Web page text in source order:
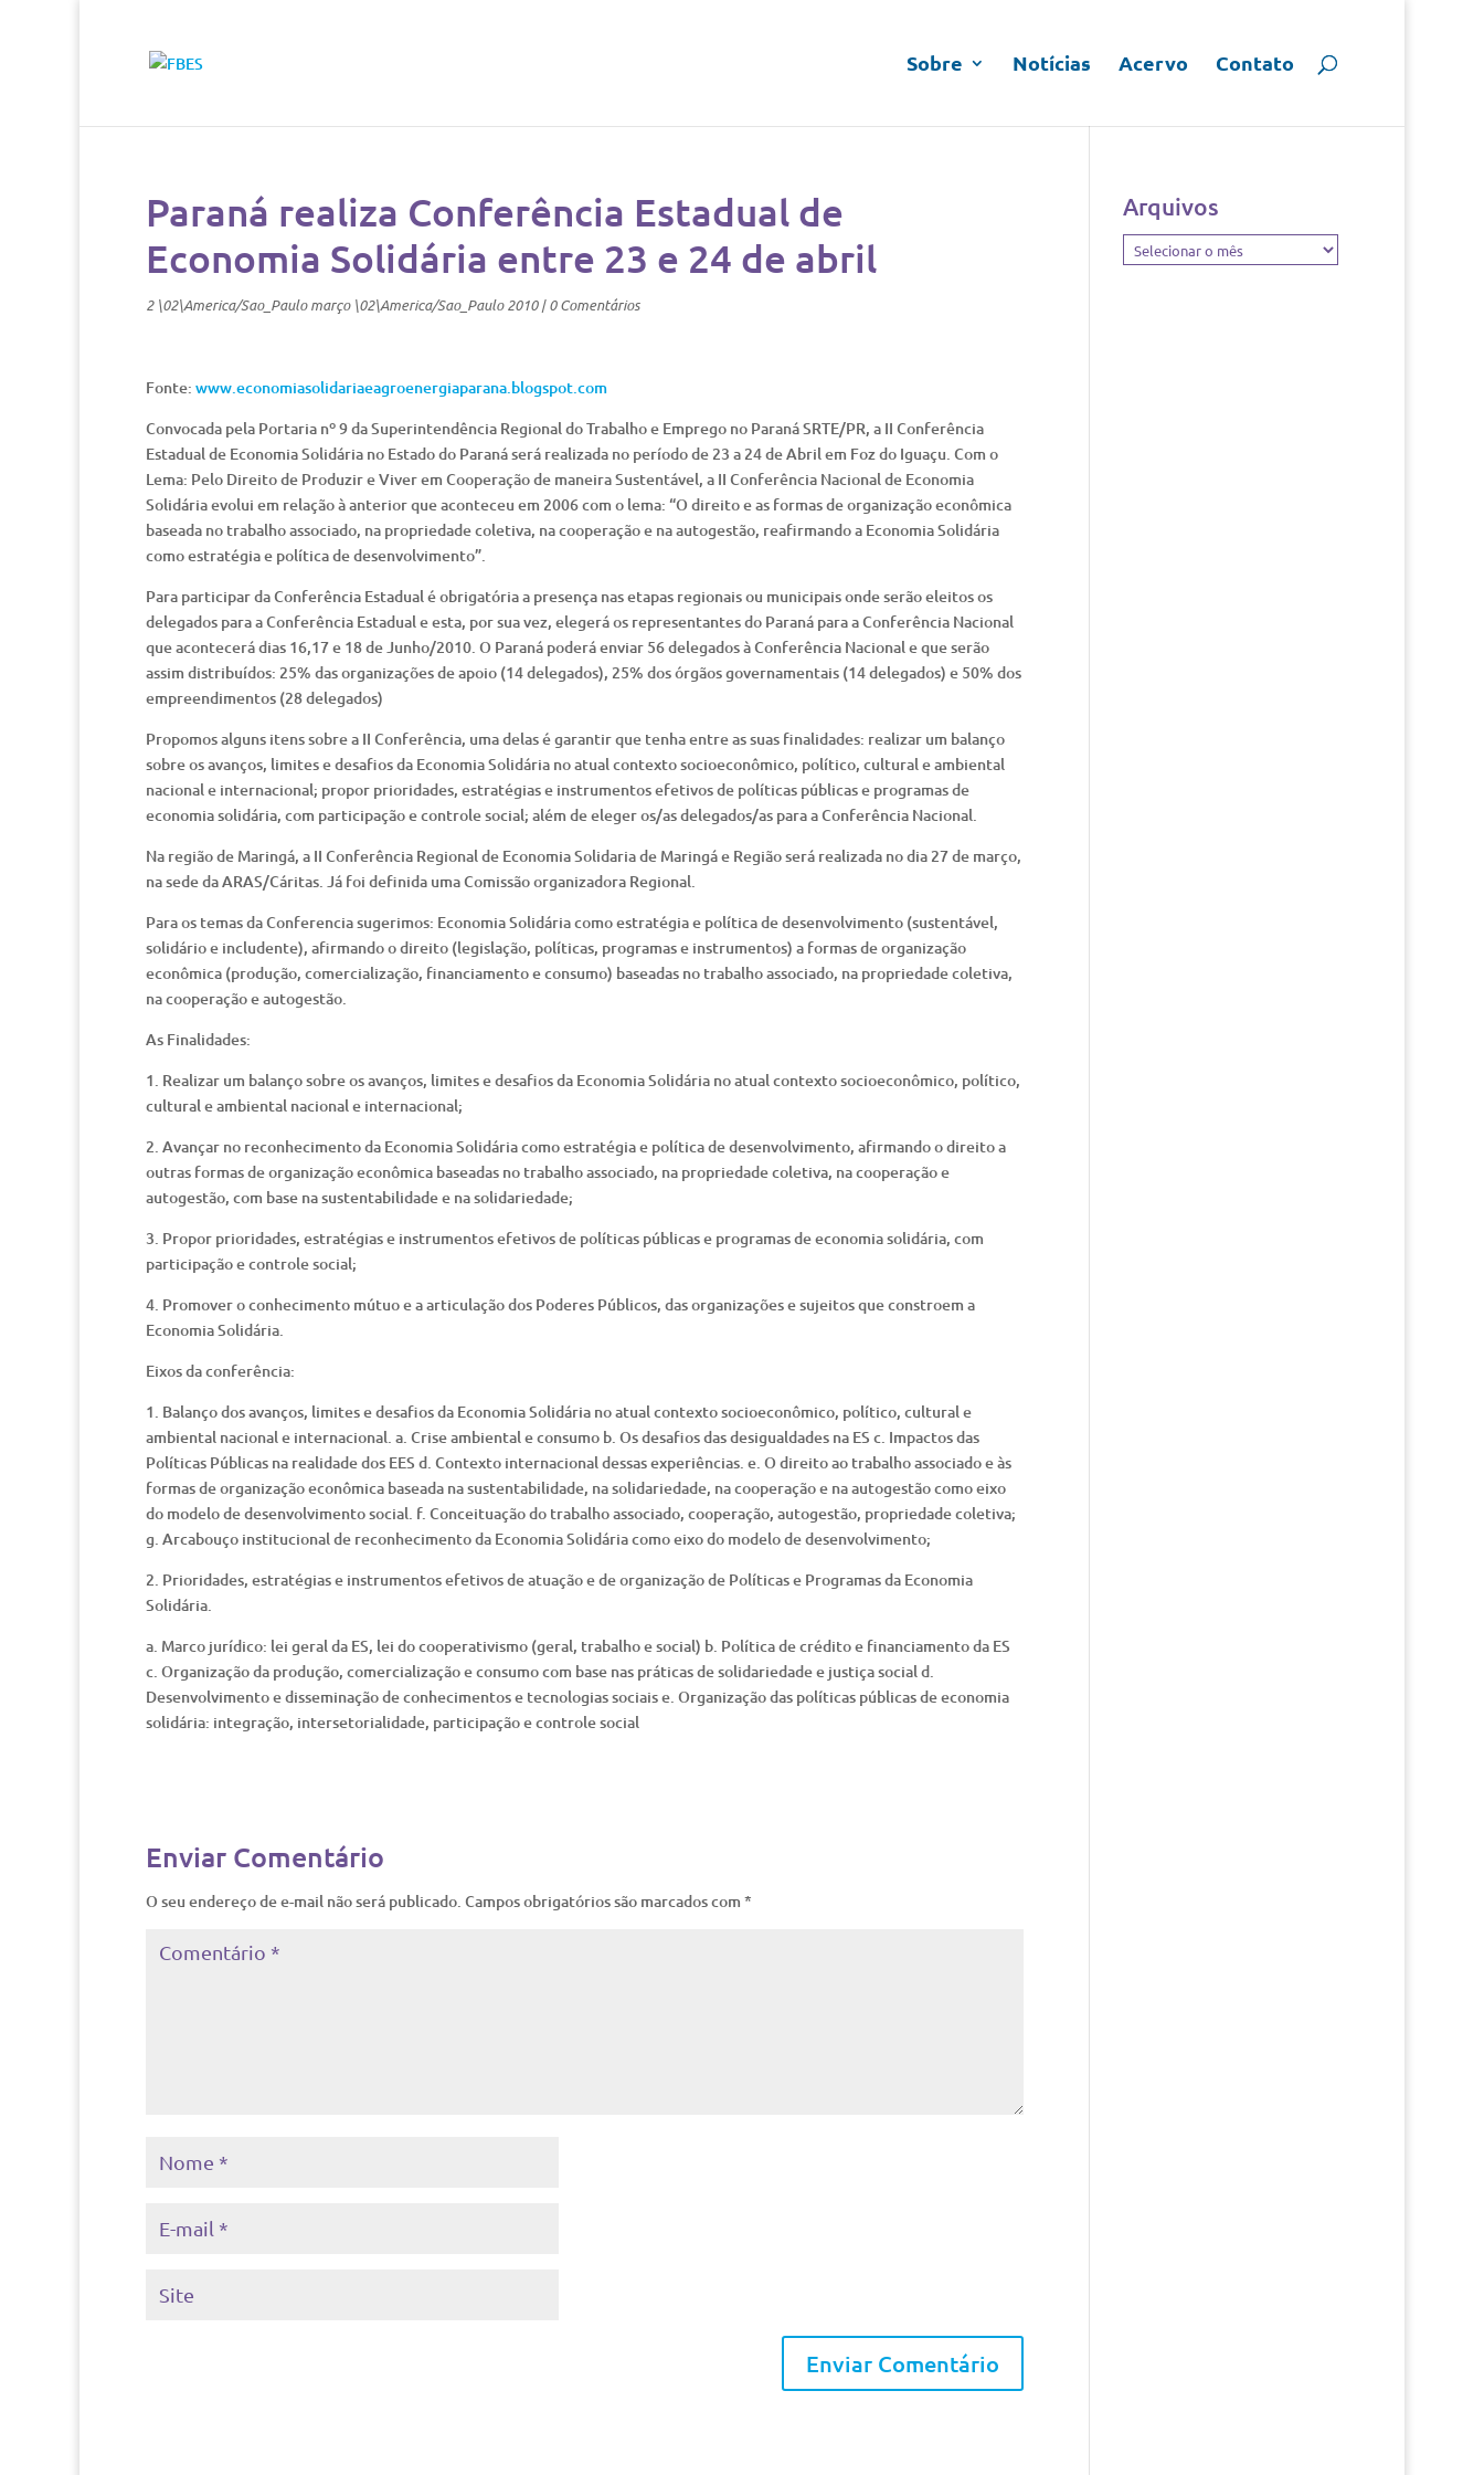
Sobre Notícias Acervo Contato
Paraná realiza Conferência Estadual de
Economia Solidária entre 23 e 24 de abril
2 \02\America/Sao_Paulo março \02\America/Sao_Paulo 2010|0 Comentários
Fonte: www.economiasolidariaeagroenergiaparana.blogspot.com
Convocada pela Portaria nº 9 da Superintendência Regional do Trabalho e Emprego no Paraná SRTE/PR, a II Conferência
Estadual de Economia Solidária no Estado do Paraná será realizada no período de 23 a 24 de Abril em Foz do Iguaçu. Com o
Lema: Pelo Direito de Produzir e Viver em Cooperação de maneira Sustentável, a II Conferência Nacional de Economia
Solidária evolui em relação à anterior que aconteceu em 2006 com o lema: “O direito e as formas de organização econômica
baseada no trabalho associado, na propriedade coletiva, na cooperação e na autogestão, reafirmando a Economia Solidária
como estratégia e política de desenvolvimento”.
Para participar da Conferência Estadual é obrigatória a presença nas etapas regionais ou municipais onde serão eleitos os
delegados para a Conferência Estadual e esta, por sua vez, elegerá os representantes do Paraná para a Conferência Nacional
que acontecerá dias 16,17 e 18 de Junho/2010. O Paraná poderá enviar 56 delegados à Conferência Nacional e que serão
assim distribuídos: 25% das organizações de apoio (14 delegados), 25% dos órgãos governamentais (14 delegados) e 50% dos
empreendimentos (28 delegados)
Propomos alguns itens sobre a II Conferência, uma delas é garantir que tenha entre as suas finalidades: realizar um balanço
sobre os avanços, limites e desafios da Economia Solidária no atual contexto socioeconômico, político, cultural e ambiental
nacional e internacional; propor prioridades, estratégias e instrumentos efetivos de políticas públicas e programas de
economia solidária, com participação e controle social; além de eleger os/as delegados/as para a Conferência Nacional.
Na região de Maringá, a II Conferência Regional de Economia Solidaria de Maringá e Região será realizada no dia 27 de março,
na sede da ARAS/Cáritas. Já foi definida uma Comissão organizadora Regional.
Para os temas da Conferencia sugerimos: Economia Solidária como estratégia e política de desenvolvimento (sustentável,
solidário e includente), afirmando o direito (legislação, políticas, programas e instrumentos) a formas de organização
econômica (produção, comercialização, financiamento e consumo) baseadas no trabalho associado, na propriedade coletiva,
na cooperação e autogestão.
As Finalidades:
1. Realizar um balanço sobre os avanços, limites e desafios da Economia Solidária no atual contexto socioeconômico, político,
cultural e ambiental nacional e internacional;
2. Avançar no reconhecimento da Economia Solidária como estratégia e política de desenvolvimento, afirmando o direito a
outras formas de organização econômica baseadas no trabalho associado, na propriedade coletiva, na cooperação e
autogestão, com base na sustentabilidade e na solidariedade;
3. Propor prioridades, estratégias e instrumentos efetivos de políticas públicas e programas de economia solidária, com
participação e controle social;
4. Promover o conhecimento mútuo e a articulação dos Poderes Públicos, das organizações e sujeitos que constroem a
Economia Solidária.
Eixos da conferência:
1. Balanço dos avanços, limites e desafios da Economia Solidária no atual contexto socioeconômico, político, cultural e
ambiental nacional e internacional. a. Crise ambiental e consumo b. Os desafios das desigualdades na ES c. Impactos das
Políticas Públicas na realidade dos EES d. Contexto internacional dessas experiências. e. O direito ao trabalho associado e às
formas de organização econômica baseada na sustentabilidade, na solidariedade, na cooperação e na autogestão como eixo
do modelo de desenvolvimento social. f. Conceituação do trabalho associado, cooperação, autogestão, propriedade coletiva;
g. Arcabouço institucional de reconhecimento da Economia Solidária como eixo do modelo de desenvolvimento;
2. Prioridades, estratégias e instrumentos efetivos de atuação e de organização de Políticas e Programas da Economia
Solidária.
a. Marco jurídico: lei geral da ES, lei do cooperativismo (geral, trabalho e social) b. Política de crédito e financiamento da ES
c. Organização da produção, comercialização e consumo com base nas práticas de solidariedade e justiça social d.
Desenvolvimento e disseminação de conhecimentos e tecnologias sociais e. Organização das políticas públicas de economia
solidária: integração, intersetorialidade, participação e controle social
Enviar Comentário
O seu endereço de e-mail não será publicado. Campos obrigatórios são marcados com *
Arquivos
Arquivos